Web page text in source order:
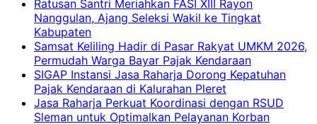
Ratusan Santri Meriahkan FASI XIII Rayon
Nanggulan, Ajang Seleksi Wakil ke Tingkat
Kabupaten
Samsat Keliling Hadir di Pasar Rakyat UMKM 2026,
Permudah Warga Bayar Pajak Kendaraan
SIGAP Instansi Jasa Raharja Dorong Kepatuhan
Pajak Kendaraan di Kalurahan Pleret
Jasa Raharja Perkuat Koordinasi dengan RSUD
Sleman untuk Optimalkan Pelayanan Korban